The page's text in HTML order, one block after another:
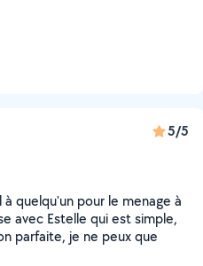
5/5
quelqu'un pour le menage à
avec Estelle qui est simple,
parfaite, je ne peux que